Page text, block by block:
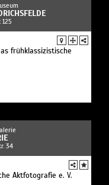
frühklassizistische
34
Aktfotografie e. V.